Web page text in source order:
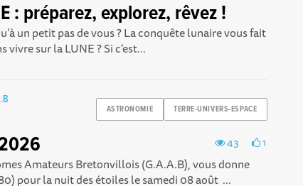
: préparez, explorez, rêvez !
un petit pas de vous ? La conquête lunaire vous fait
vivre sur la LUNE ? Si c'est...
ASTRONOMIE TERRE-UNIVERS-ESPACE
43 1
Amateurs Bretonvillois (G.A.A.B), vous donne
pour la nuit des étoiles le samedi 08 août ...